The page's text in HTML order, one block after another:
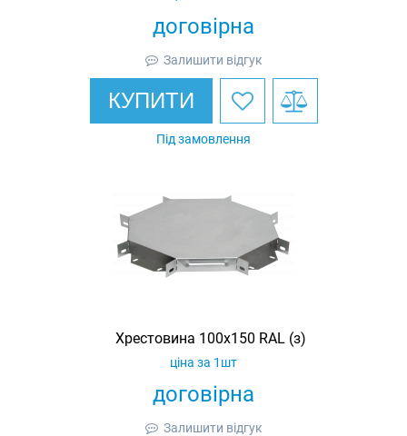
договірна
Залишити відгук
КУПИТИ
Під замовлення
Хрестовина 100х150 RAL (з)
договірна
ціна за 1шт
Залишити відгук